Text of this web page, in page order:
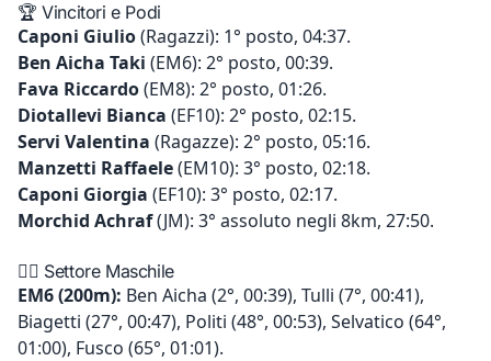
🏆 Vincitori e Podi
Caponi Giulio(Ragazzi): 1° posto, 04:37.
Ben Aicha Taki (EM6): 2° posto, 00:39.
Fava Riccardo(EM8): 2° posto, 01:26.
Diotallevi Bianca (EF10): 2° posto, 02:15.
Servi Valentina (Ragazze): 2° posto, 05:16.
Manzetti Raffaele(EM10): 3° posto, 02:18.
Caponi Giorgia (EF10): 3° posto, 02:17.
Morchid Achraf(JM): 3° assoluto negli 8km, 27:50.
🏃‍♂️ Settore Maschile
EM6 (200m): Ben Aicha (2°, 00:39), Tulli (7°, 00:41),
Biagetti (27°, 00:47), Politi (48°, 00:53), Selvatico (64°,
01:00), Fusco (65°, 01:01).